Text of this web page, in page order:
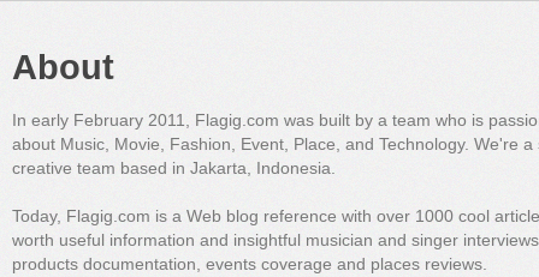
About
In early February 2011, Flagig.com was built by a team who is
about Music, Movie, Fashion, Event, Place, and Technology. We're a
creative team based in Jakarta, Indonesia.
Today, Flagig.com is a Web blog reference with over 1000 cool
worth useful information and insightful musician and singer
products documentation, events coverage and places reviews.